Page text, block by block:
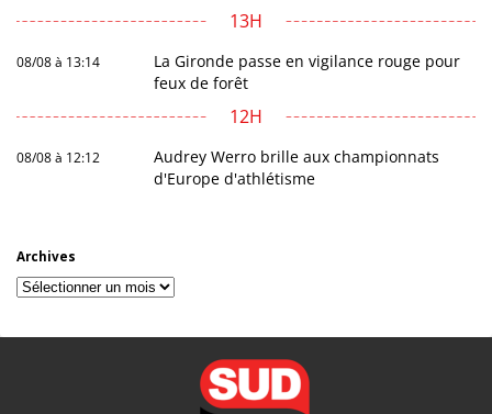
13H
08/08 à 13:14
La Gironde passe en vigilance rouge pour
feux de forêt
12H
08/08 à 12:12
Audrey Werro brille aux championnats
d'Europe d'athlétisme
Archives
Archives